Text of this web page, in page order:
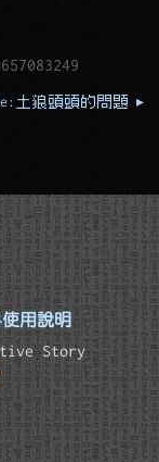
土狼頭頭的問題 ▸
用說明
Story